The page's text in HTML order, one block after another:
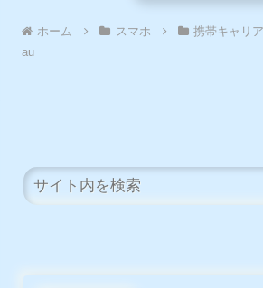
ホーム スマホ
携帯キャリ
au